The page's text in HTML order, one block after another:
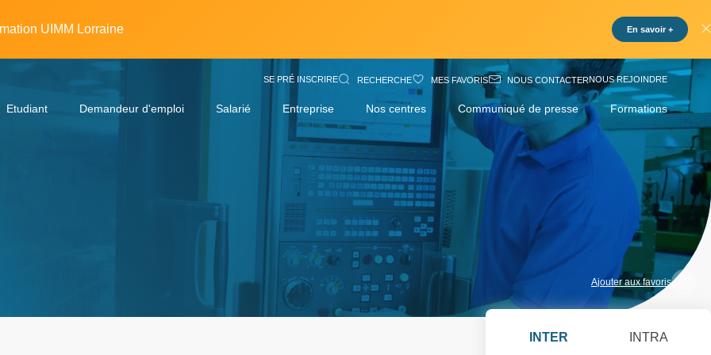
UIMM Lorraine En savoir +
SE PRÉ INSCRIRE RECHERCHE MES FAVORIS NOUS CONTACTERNOUS REJOINDRE
Etudiant Demandeur d'emploi Salarié Entreprise Nos centres Communiqué de presse Formations
Ajouter aux favoris
INTER INTRA